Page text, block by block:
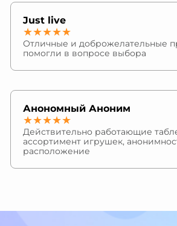
Just live
★★★★★
Отличные и доброжелательные
помогли в вопросе выбора
Анономный Аноним
★★★★★
Действительно работающие
ассортимент игрушек,
расположение